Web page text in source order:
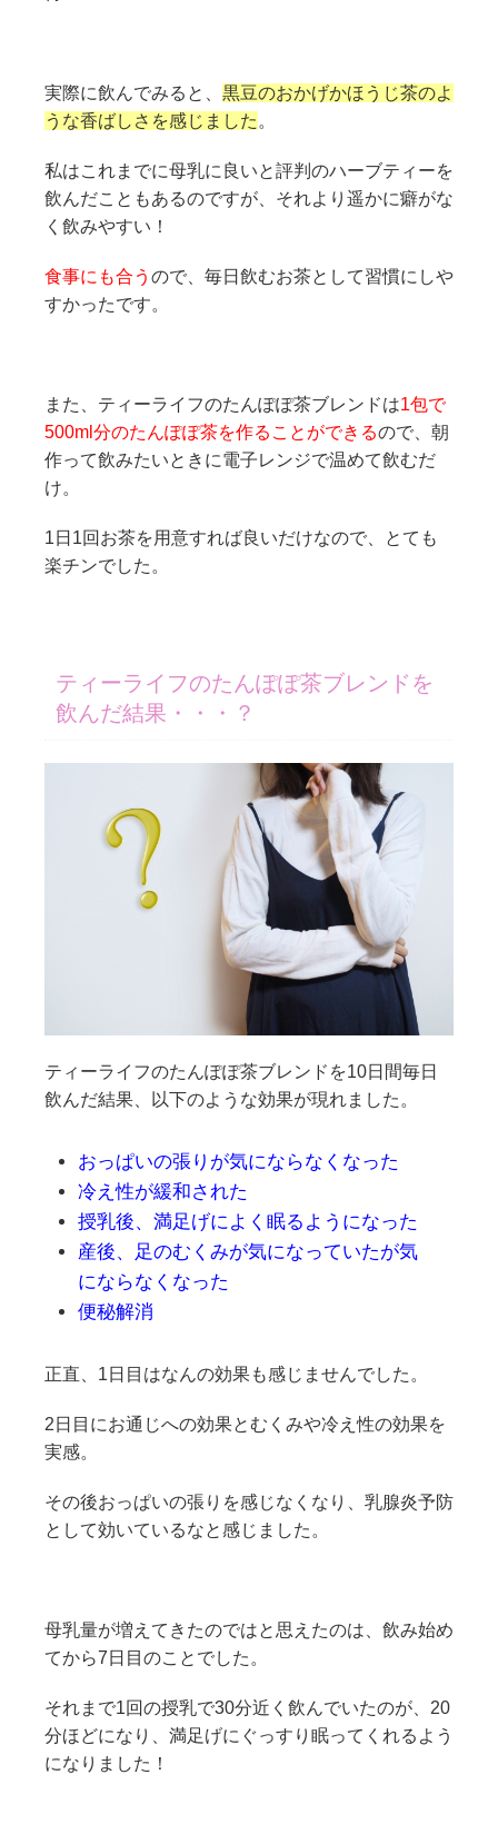
実際に飲んでみると、 黒豆のおかげかほうじ茶のよ
うな香ばしさを感じました 。
私はこれまでに母乳に良いと評判のハーブティーを
飲んだこともあるのですが、それより遥かに癖がな
く飲みやすい！
食事にも合う ので、毎日飲むお茶として習慣にしや
すかったです。
また、ティーライフのたんぽぽ茶ブレンドは1包で
500ml分のたんぽぽ茶を作ることができるので、朝
作って飲みたいときに電子レンジで温めて飲むだ
け。
1日1回お茶を用意すれば良いだけなので、とても
楽チンでした。
ティーライフのたんぽぽ茶ブレンドを
飲んだ結果・・・？
ティーライフのたんぽぽ茶ブレンドを10日間毎日
飲んだ結果、以下のような効果が現れました。
おっぱいの張りが気にならなくなった
冷え性が緩和された
授乳後、満足げによく眠るようになった
産後、足のむくみが気になっていたが気
にならなくなった
便秘解消
正直、1日目はなんの効果も感じませんでした。
2日目にお通じへの効果とむくみや冷え性の効果を
実感。
その後おっぱいの張りを感じなくなり、乳腺炎予防
として効いているなと感じました。
母乳量が増えてきたのではと思えたのは、飲み始め
てから7日目のことでした。
それまで1回の授乳で30分近く飲んでいたのが、20
分ほどになり、満足げにぐっすり眠ってくれるよう
になりました！